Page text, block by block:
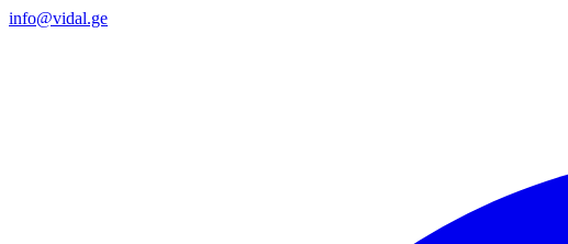
info@vidal.ge